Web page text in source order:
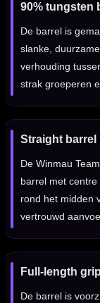
90% tungsten
De barrel is
slanke,
verhouding
strak groeperen
Straight barrel
De Winmau
barrel met
rond het midden
vertrouwd
Full-length
De barrel is